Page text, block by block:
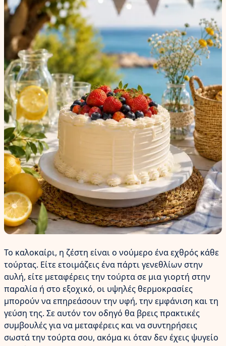
Το καλοκαίρι, η ζέστη είναι ο νούμερο ένα εχθρός κάθε
τούρτας. Είτε ετοιμάζεις ένα πάρτι γενεθλίων στην
αυλή, είτε μεταφέρεις την τούρτα σε μια γιορτή στην
παραλία ή στο εξοχικό, οι υψηλές θερμοκρασίες
μπορούν να επηρεάσουν την υφή, την εμφάνιση και τη
γεύση της. Σε αυτόν τον οδηγό θα βρεις πρακτικές
συμβουλές για να μεταφέρεις και να συντηρήσεις
σωστά την τούρτα σου, ακόμα κι όταν δεν έχεις ψυγείο